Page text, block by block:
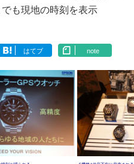
も現地の時刻を表示
はてブ note